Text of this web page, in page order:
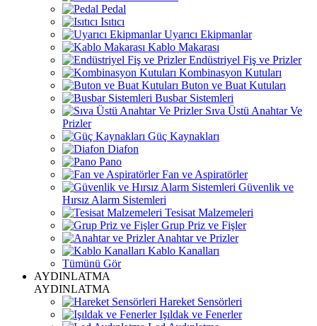
Pedal
Isıtıcı
Uyarıcı Ekipmanlar
Kablo Makarası
Endüstriyel Fiş ve Prizler
Kombinasyon Kutuları
Buton ve Buat Kutuları
Busbar Sistemleri
Sıva Üstü Anahtar Ve
Prizler
Güç Kaynakları
Diafon
Pano
Fan ve Aspiratörler
Güvenlik ve
Hırsız Alarm Sistemleri
Tesisat Malzemeleri
Grup Priz ve Fişler
Anahtar ve Prizler
Kablo Kanalları
Tümünü Gör
AYDINLATMA
AYDINLATMA
Hareket Sensörleri
Işıldak ve Fenerler